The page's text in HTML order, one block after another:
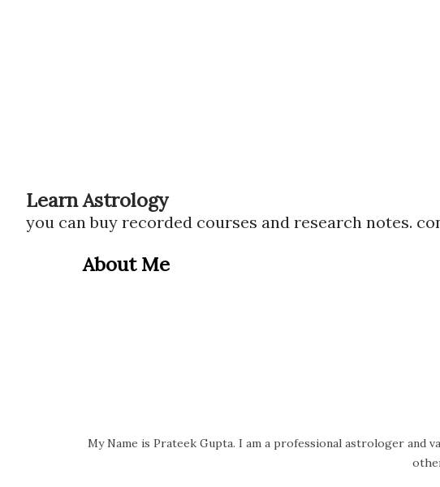
Learn Astrology
you can buy recorded courses and research notes.
About Me
My Name is Prateek Gupta. I am a professional astrologer and